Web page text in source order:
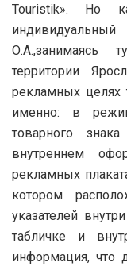
Touristik». Но
индивидуальный
О.А.,занимаясь
территории
рекламных целях
именно: в
товарного
внутреннем
рекламных
котором
указателей
табличке и
информация, что